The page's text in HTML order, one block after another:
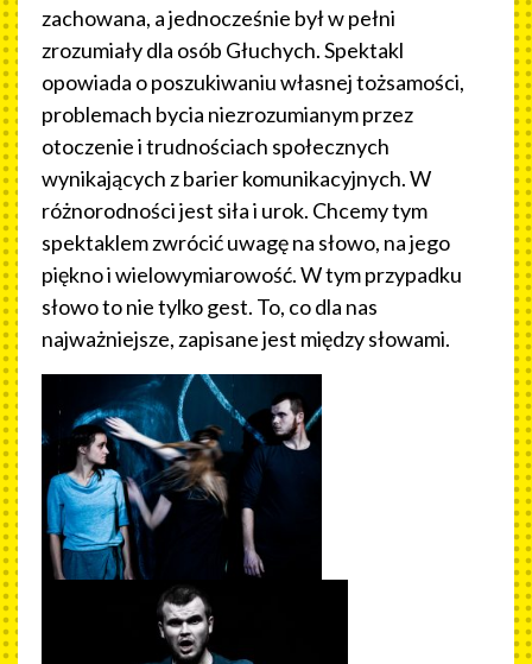
zachowana, a jednocześnie był w pełni
zrozumiały dla osób Głuchych. Spektakl
opowiada o poszukiwaniu własnej tożsamości,
problemach bycia niezrozumianym przez
otoczenie i trudnościach społecznych
wynikających z barier komunikacyjnych. W
różnorodności jest siła i urok. Chcemy tym
spektaklem zwrócić uwagę na słowo, na jego
piękno i wielowymiarowość. W tym przypadku
słowo to nie tylko gest. To, co dla nas
najważniejsze, zapisane jest między słowami.